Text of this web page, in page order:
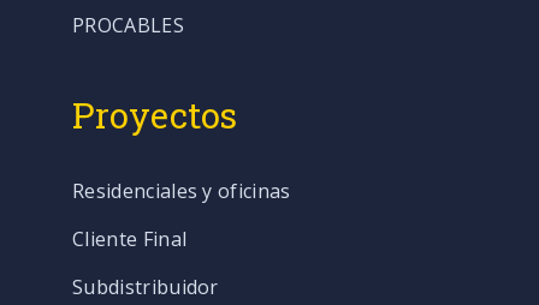
PROCABLES
Proyectos
Residenciales y oficinas
Cliente Final
Subdistribuidor